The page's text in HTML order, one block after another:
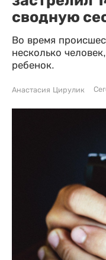
сводную
Во время
несколько
ребенок.
Анастасия Цирулик